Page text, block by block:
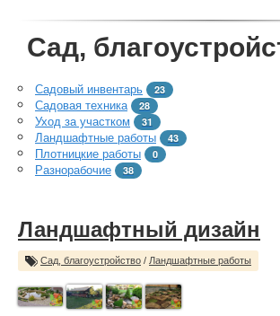
Сад,
Садовый инвентарь 23
Садовая техника 28
Уход за участком 31
Ландшафтные работы 43
Плотницкие работы 0
Разнорабочие 38
Ландшафтный дизайн
Сад, благоустройство / Ландшафтные работы